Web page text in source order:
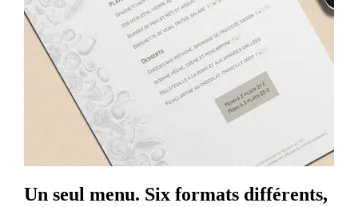
Un seul menu. Six formats différents,